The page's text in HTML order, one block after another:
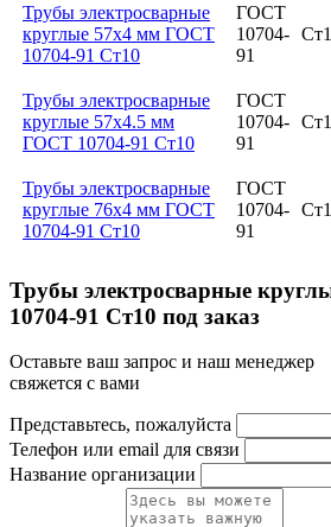
Трубы электросварные
круглые 57x4 мм ГОСТ
10704-91 Ст10
ГОСТ
10704-
91
Трубы электросварные
круглые 57x4.5 мм
ГОСТ 10704-91 Ст10
ГОСТ
10704-
91
Трубы электросварные
круглые 76x4 мм ГОСТ
10704-91 Ст10
ГОСТ
10704-
91
Трубы электросварные
10704-91 Ст10 под заказ
Оставьте ваш запрос и наш менеджер
свяжется с вами
Представьтесь, пожалуйста
Телефон или email для связи
Название организации